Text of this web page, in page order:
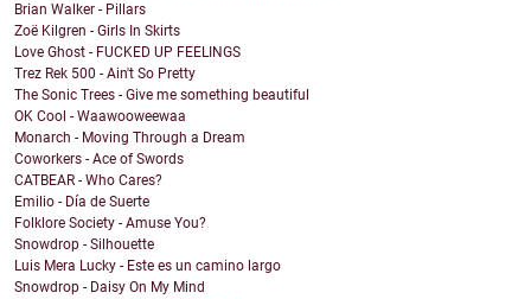
Brian Walker - Pillars
Zoë Kilgren - Girls In Skirts
Love Ghost - FUCKED UP FEELINGS
Trez Rek 500 - Ain't So Pretty
The Sonic Trees - Give me something beautiful
OK Cool - Waawooweewaa
Monarch - Moving Through a Dream
Coworkers - Ace of Swords
CATBEAR - Who Cares?
Emilio - Día de Suerte
Folklore Society - Amuse You?
Snowdrop - Silhouette
Luis Mera Lucky - Este es un camino largo
Snowdrop - Daisy On My Mind